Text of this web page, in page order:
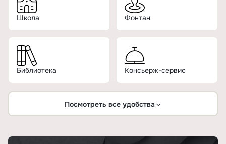
Школа Фонтан
Библиотека Консьерж-сервис
Посмотреть все удобства